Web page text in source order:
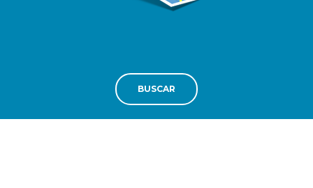
BUSCAR